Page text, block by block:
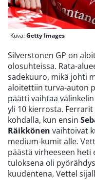
Kuva:Getty Images
Silverstonen GP on
olosuhteissa. Rata-
sadekuuro, mikä johti
aloitettiin turva-auton
päätti vaihtaa
yli 10 kierrosta.
kohdalla, kun ensin
Räikkönen vaihtoivat
medium-kumit alle.
päästä virheeseen heti
tuloksena oli
kuudentena, Vettel